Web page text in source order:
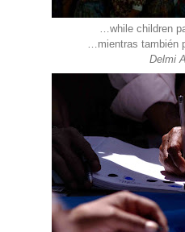
…while children
…mientras también
Delmi